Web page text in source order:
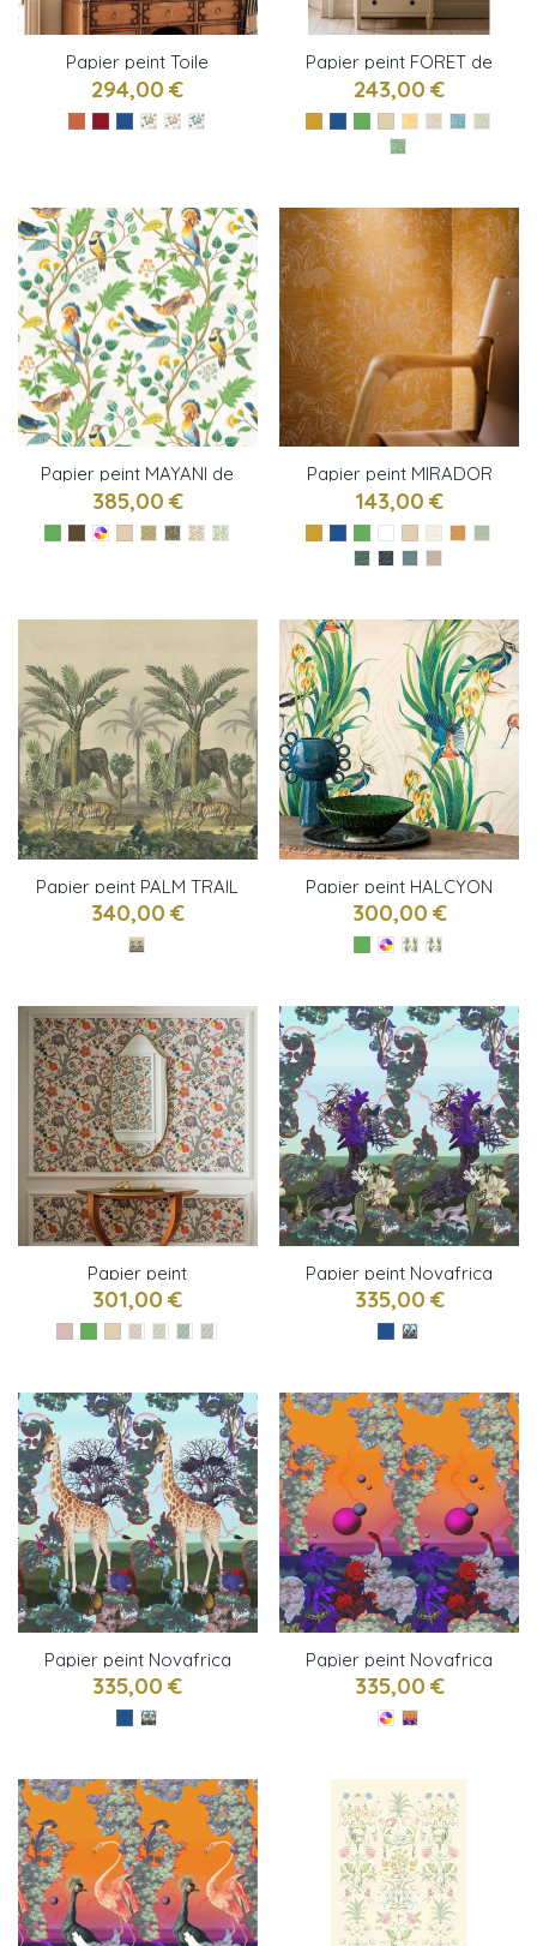
Papier peint Toile
Chinoise de Nina
Campbell
294,00 €
Papier peint FORET de
Nina Campbell
243,00 €
Papier peint MAYANI de
Osborne & little
385,00 €
Papier peint MIRADOR
de Casamance
143,00 €
Papier peint PALM TRAIL
SCENE 1 de John DERIAN
340,00 €
Papier peint HALCYON
de Osborne & little
300,00 €
Papier peint
PUZZLEWOOD de
Osborne & little
301,00 €
Papier peint Novafrica
Sunrise Scène 2 de
Christian Lacroix
335,00 €
Papier peint Novafrica
Sunrise Scène 1 de
Christian Lacroix
335,00 €
Papier peint Novafrica
Sunset Scène 2 de
Christian Lacroix
335,00 €